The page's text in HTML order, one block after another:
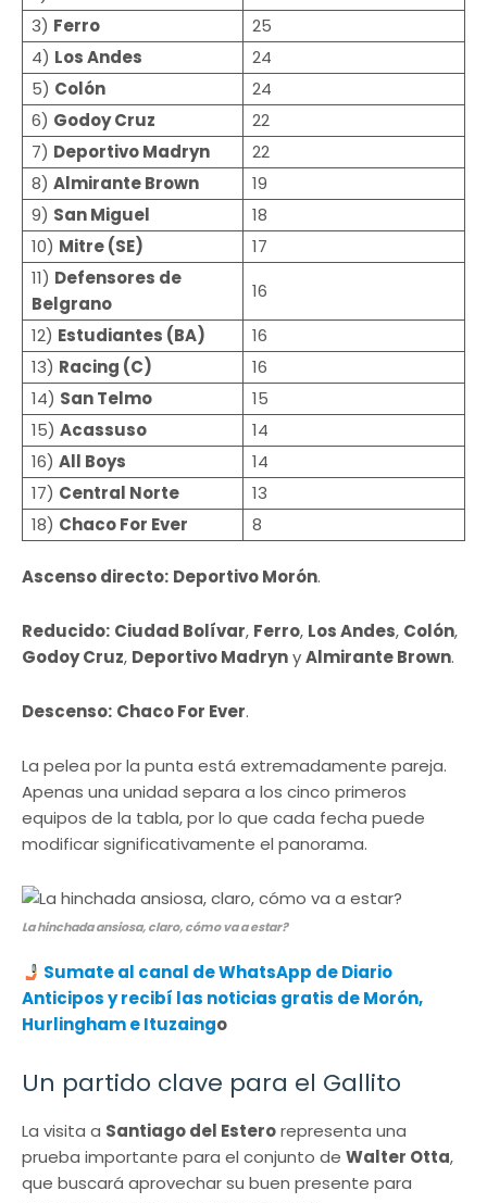
3) Ferro
25
4) Los Andes
24
5) Colón
24
6) Godoy Cruz
22
7) Deportivo Madryn
22
8) Almirante Brown
19
9) San Miguel
18
10) Mitre (SE)
17
11) Defensores de
Belgrano
16
12) Estudiantes (BA)
16
13) Racing (C)
16
14) San Telmo
15
15) Acassuso
14
16) All Boys
14
17) Central Norte
13
18) Chaco For Ever 8
Ascenso directo: Deportivo Morón.
Reducido: Ciudad Bolívar, Ferro, Los Andes, Colón,
Godoy Cruz, Deportivo MadrynyAlmirante Brown.
Descenso: Chaco For Ever.
La pelea por la punta está extremadamente pareja.
Apenas una unidad separa a los cinco primeros
equipos de la tabla, por lo que cada fecha puede
modificar significativamente el panorama.
La hinchada ansiosa, claro, cómo va a estar?
Sumate al canal de WhatsApp de Diario
Anticipos y recibí las noticias gratis de Morón,
Hurlingham e Ituzaingo
Un partido clave para el Gallito
La visita a Santiago del Esterorepresenta una
prueba importante para el conjunto de Walter Otta,
que buscará aprovechar su buen presente para